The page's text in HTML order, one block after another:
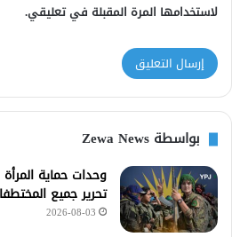
لاستخدامها المرة المقبلة في تعليقي.
بواسطة Zewa News
وحدات حماية
تحرير جميع
2026-08-03